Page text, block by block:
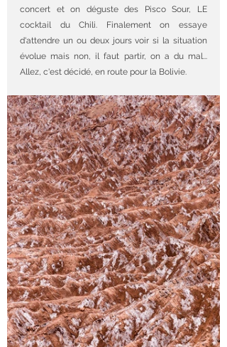
concert et on déguste des Pisco Sour, LE
cocktail du Chili. Finalement on essaye
d'attendre un ou deux jours voir si la situation
évolue mais non, il faut partir, on a du mal...
Allez, c'est décidé, en route pour la Bolivie.